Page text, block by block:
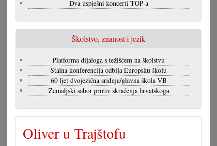
Dva uspješni koncerti TOP-a
Školstvo, znanost i jezik
Platforma dijaloga s težišćem na školstvu
Stalna konferencija odbija Europsku školu
60 ljet dvojezična sridnja/glavna škola VB
Zemaljski sabor protiv skraćenja hrvatskoga
Oliver u Trajštofu